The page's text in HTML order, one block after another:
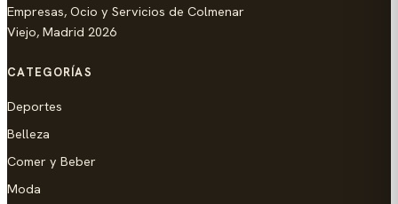
Empresas, Ocio y Servicios de Colmenar
Viejo, Madrid 2026
CATEGORÍAS
Deportes
Belleza
Comer y Beber
Moda